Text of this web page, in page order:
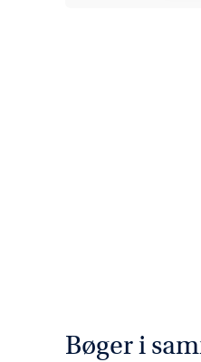
Bøger i